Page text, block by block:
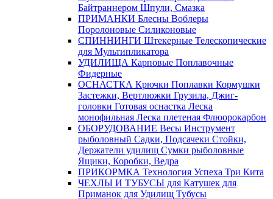
Байтраннером Шпули, Смазка
ПРИМАНКИ Блесны Воблеры
Поролоновые Силиконовые
СПИННИНГИ Штекерные Телескопические
для Мультипликатора
УДИЛИЩА Карповые Поплавочные
Фидерные
ОСНАСТКА Крючки Поплавки Кормушки
Застежки, Вертлюжки Грузила, Джиг-
головки Готовая оснастка Леска
монофильная Леска плетеная Флюорокарбон
ОБОРУДОВАНИЕ Весы Инструмент
рыболовный Садки, Подсачеки Стойки,
Держатели удилищ Сумки рыболовные
Ящики, Коробки, Ведра
ПРИКОРМКА Технология Успеха Три Кита
ЧЕХЛЫ И ТУБУСЫ для Катушек для
Приманок для Удилищ Тубусы